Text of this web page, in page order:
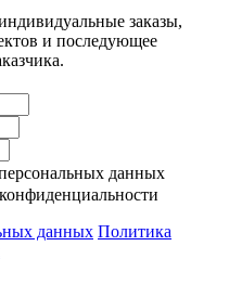
заказы,
и последующее
данных
данных Политика